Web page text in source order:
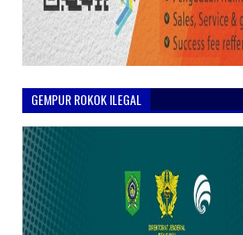
GEMPUR ROKOK ILEGAL